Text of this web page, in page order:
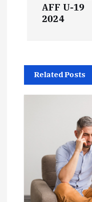
AFF U-19
2024
Related Posts